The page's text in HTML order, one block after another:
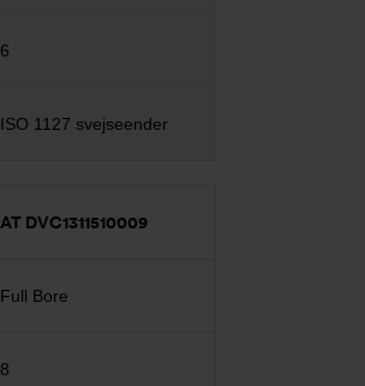
6
ISO 1127 svejseender
AT DVC1311510009
Full Bore
8